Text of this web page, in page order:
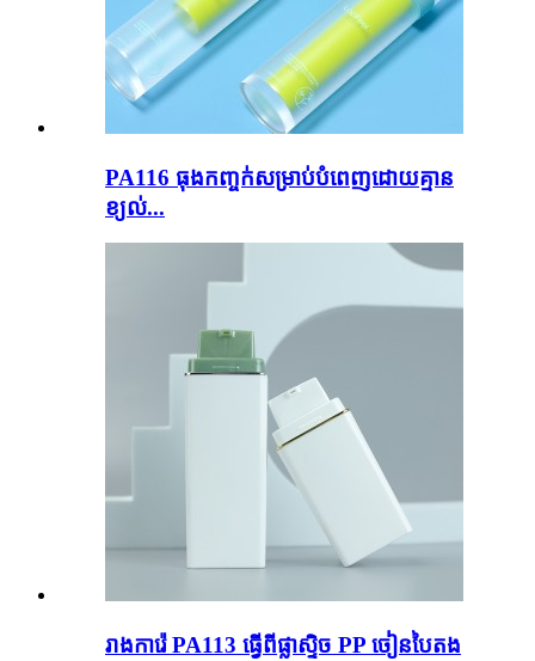
PA116 ធុងកញ្ចក់សម្រាប់បំពេញដោយគ្មាន
ខ្យល់...
រាងការ៉េ PA113 ធ្វើពីផ្លាស្ទិច PP ចៀនបៃតង